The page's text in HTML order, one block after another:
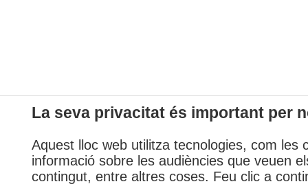
La seva privacitat és important per
Aquest lloc web utilitza tecnologies, com les
informació sobre les audiències que veuen
contingut, entre altres coses. Feu clic a